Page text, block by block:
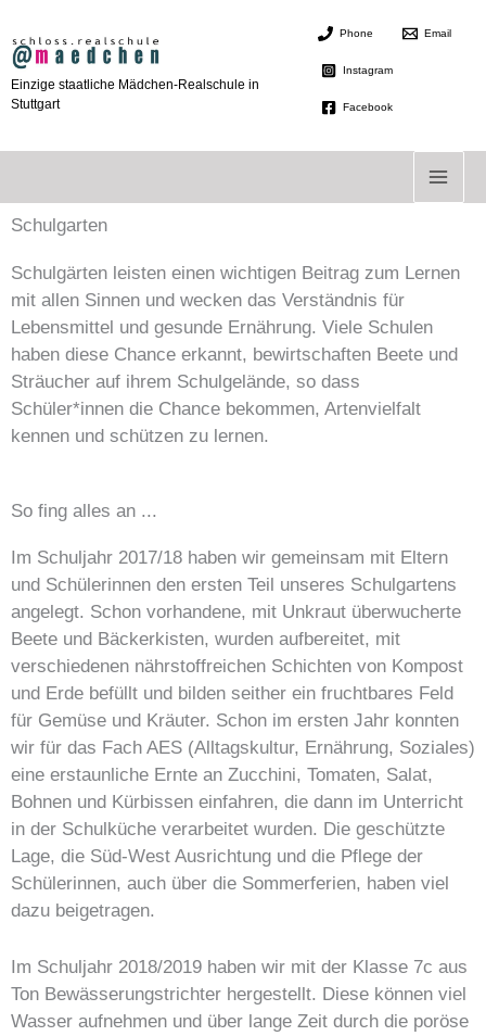
Inhalt
springen
Einzige staatliche Mädchen-Realschule in
Stuttgart
Phone Email
Instagram
Facebook
Schulgarten
Schulgärten leisten einen wichtigen Beitrag zum Lernen
mit allen Sinnen und wecken das Verständnis für
Lebensmittel und gesunde Ernährung. Viele Schulen
haben diese Chance erkannt, bewirtschaften Beete und
Sträucher auf ihrem Schulgelände, so dass
Schüler*innen die Chance bekommen, Artenvielfalt
kennen und schützen zu lernen.
So fing alles an ...
Im Schuljahr 2017/18 haben wir gemeinsam mit Eltern
und Schülerinnen den ersten Teil unseres Schulgartens
angelegt. Schon vorhandene, mit Unkraut überwucherte
Beete und Bäckerkisten, wurden aufbereitet, mit
verschiedenen nährstoffreichen Schichten von Kompost
und Erde befüllt und bilden seither ein fruchtbares Feld
für Gemüse und Kräuter. Schon im ersten Jahr konnten
wir für das Fach AES (Alltagskultur, Ernährung, Soziales)
eine erstaunliche Ernte an Zucchini, Tomaten, Salat,
Bohnen und Kürbissen einfahren, die dann im Unterricht
in der Schulküche verarbeitet wurden. Die geschützte
Lage, die Süd-West Ausrichtung und die Pflege der
Schülerinnen, auch über die Sommerferien, haben viel
dazu beigetragen.
Im Schuljahr 2018/2019 haben wir mit der Klasse 7c aus
Ton Bewässerungstrichter hergestellt. Diese können viel
Wasser aufnehmen und über lange Zeit durch die poröse